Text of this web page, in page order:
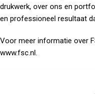
drukwerk, over ons en
en professioneel resultaat
Voor meer informatie over
www.fsc.nl .